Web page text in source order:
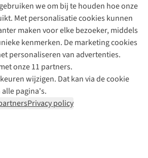
we om bij te houden hoe onze
Met personalisatie cookies kunnen
maken voor elke bezoeker, middels
kenmerken. De marketing cookies
personaliseren van advertenties.
onze 11 partners.
wijzigen. Dat kan via de cookie
pagina's.
Privacy policy